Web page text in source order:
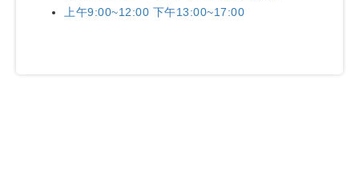
上午9:00~12:00 下午13:00~17:00